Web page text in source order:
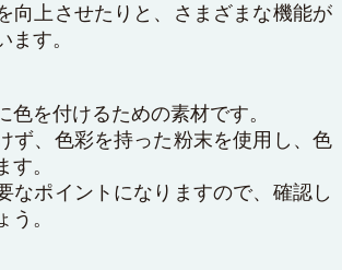
向上させたりと、さまざまな機能が
ます。
色を付けるための素材です。
ず、色彩を持った粉末を使用し、色
す。
なポイントになりますので、確認し
う。